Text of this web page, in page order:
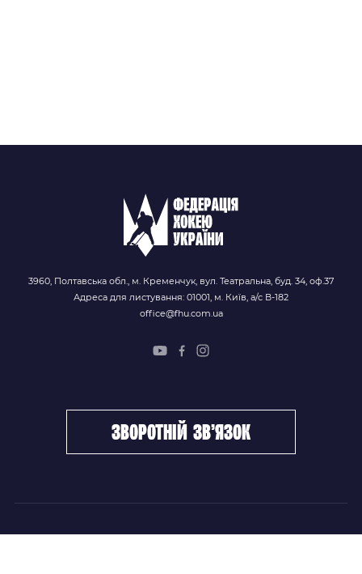
3960, Полтавська обл., м. Кременчук, вул. Театральна, буд. 34, оф.37
Адреса для листування: 01001, м. Київ, а/с В-182
office@fhu.com.ua
зворотній зв’язок